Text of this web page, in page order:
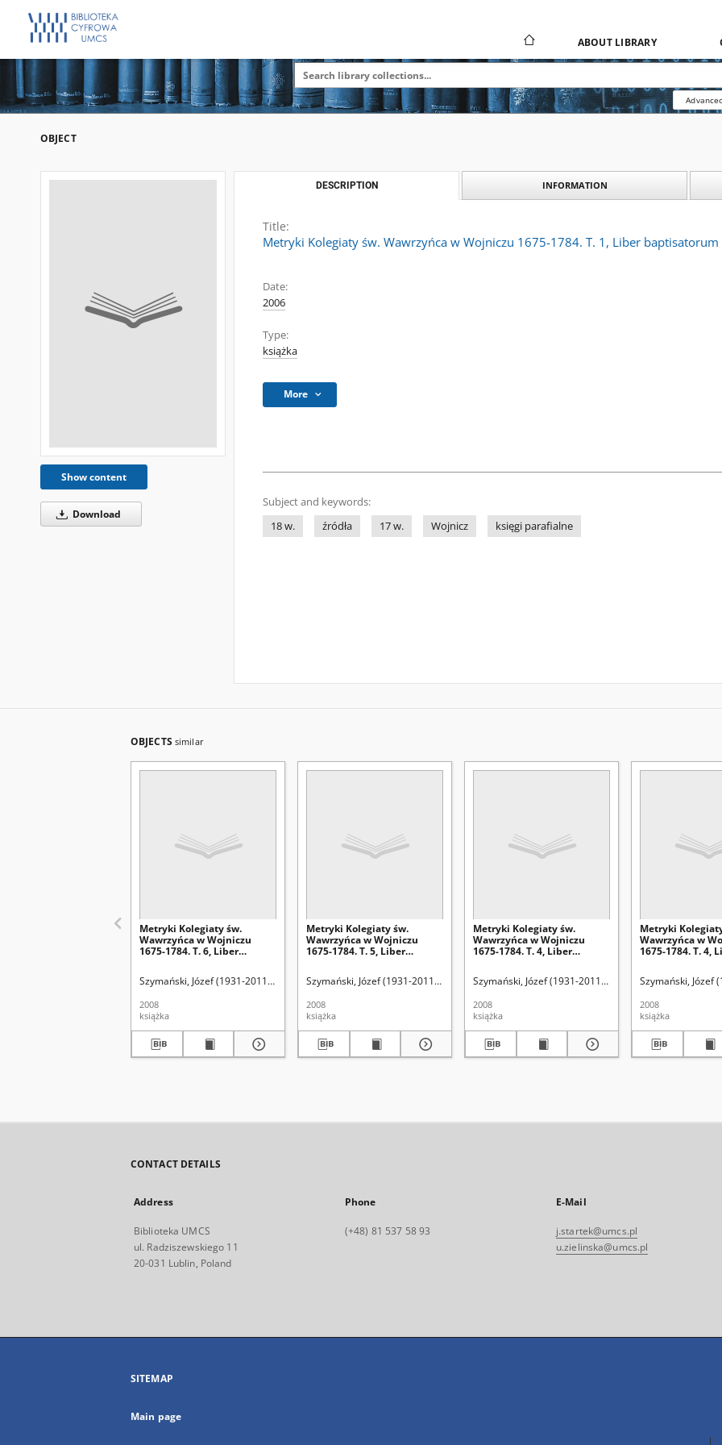
ABOUT LIBRARY
OBJECT
Show content
Download
DESCRIPTION INFORMATION
Title:
Metryki Kolegiaty św. Wawrzyńca w Wojniczu 1675-1784. T. 1, Liber
Date:
2006
Type:
książka
More
Subject and keywords:
18 w.
źródła 17 w. Wojnicz księgi parafialne
OBJECTS similar
Metryki Kolegiaty św.
Wawrzyńca w Wojniczu
1675-1784. T. 6, Liber
Szymański, Józef (1931-2011). Wyd.
Zielińska, Ewa. Wyd.
2008
książka
Metryki Kolegiaty św.
Wawrzyńca w Wojniczu
1675-1784. T. 5, Liber
Szymański, Józef (1931-2011). Wyd.
Madejska, Katarzyna. Wyd.
2008
książka
Metryki Kolegiaty św.
Wawrzyńca w Wojniczu
1675-1784. T. 4, Liber
Szymański, Józef (1931-2011). Wyd. Giergiel,
2008
książka
Metryki
Wawrzyńca w
1675-1784. T. 4,
Szymański, Józef
2008
książka
CONTACT DETAILS
Address
Biblioteka UMCS
ul. Radziszewskiego 11
20-031 Lublin, Poland
Phone
(+48) 81 537 58 93
E-Mail
j.startek@umcs.pl
u.zielinska@umcs.pl
SITEMAP
Main page